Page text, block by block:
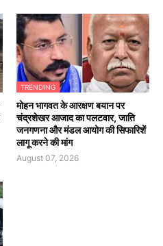
TRENDING
मोहन भागवत के आरक्षण बयान पर
चंद्रशेखर आजाद का पलटवार, जाति
जनगणना और मंडल आयोग की सिफारिशें
लागू करने की मांग
August 07, 2026